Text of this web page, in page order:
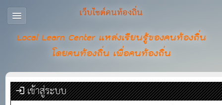
เว็บไซต์คนท้องถิ่น
Local Learn Center แหล่งเรียนรู้ของคนท้องถิ่น
โดยคนท้องถิ่น เพื่อคนท้องถิ่น
เข้าสู่ระบบ